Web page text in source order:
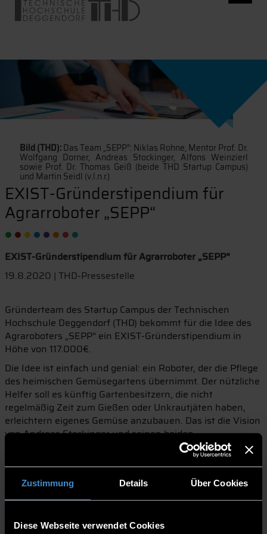
Zustimmung Details Über Cookies
Diese Webseite verwendet Cookies
Bild (THD):Das Team „SEPP“: Niklas Rohne, Mentor Prof. Dr.
Wolfgang Dorner, Andreas Stockinger, Alfons Weinzierl
sowie Prof. Dr. Thomas Geiß (beide THD Startup Campus)
und Martin Seidl (v.l.n.r.)
EXIST-Gründerstipendium für
Agrarroboter „SEPP“
EXIST-Gründerstipendium für Agrarroboter „SEPP“
19.8.2020 | THD-Pressestelle
Gründerteam des Startup Campus der Technischen
Hochschule Deggendorf (THD) bekommt für die Idee des
Agraroboters „SEPP“ ein EXIST-Gründerstipendium in
Höhe von 117.000€.
Die Idee ist einfach und genial: ein Roboter, der die Pflege
des heimischen Gemüsegartens übernimmt. Der nützliche
Helfer soll es künftig Gartenbesitzern, die nicht
regelmäßig Zeit zum Gießen oder Unkrautjäten haben,
erleichtern eigenes Gemüse anzubauen. Das ist die Vision
von Andreas Stockinger und seinen beiden
Gründerkollegen Niklas Rohne und Martin Seidl. Mit
dieser Idee wandte sich das Team an den Startup Campus
Gründerstipendium.
Gefördert von dem Stipendium in Höhe von insgesamt
117.000€ haben die angehenden Gründer nun zwölf